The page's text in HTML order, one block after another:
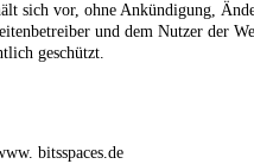
sich vor, ohne Ankündigung,
und dem Nutzer der
geschützt.
bitsspaces.de